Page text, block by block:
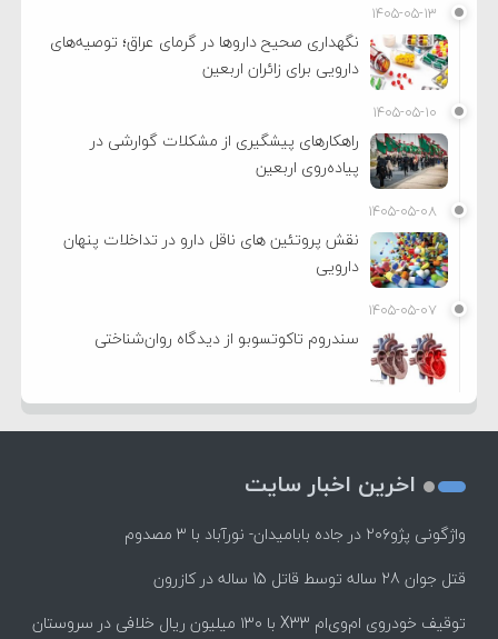
۱۴۰۵-۰۵-۱۳
نگهداری صحیح داروها در گرمای عراق؛ توصیه‌های
دارویی برای زائران اربعین
۱۴۰۵-۰۵-۱۰
راهکارهای پیشگیری از مشکلات گوارشی در
پیاده‌روی اربعین
۱۴۰۵-۰۵-۰۸
نقش پروتئین های ناقل دارو در تداخلات پنهان
دارویی
۱۴۰۵-۰۵-۰۷
سندروم تاکوتسوبو از دیدگاه روان‌شناختی
اخرین اخبار سایت
واژگونی پژو۲۰۶ در جاده بابامیدان- نورآباد با ۳ مصدوم
قتل جوان 28 ساله توسط قاتل 15 ساله در کازرون
توقیف خودروی ام‌وی‌ام X33 با ۱۳۰ میلیون ریال خلافی در سروستان